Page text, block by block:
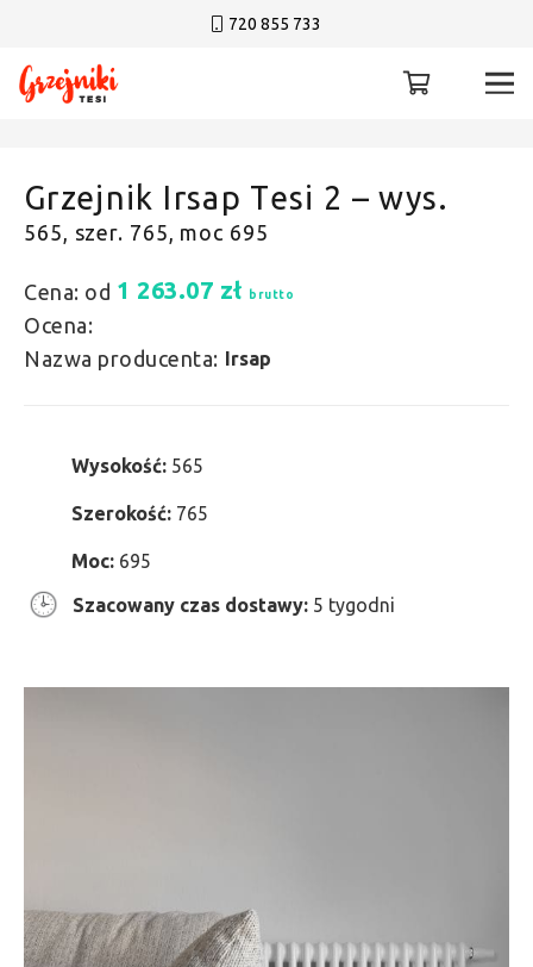
720 855 733
Grzejnik Irsap Tesi 2 – wys.
565, szer. 765, moc 695
Cena: od 1 263.07 zł brutto
Ocena:
Nazwa producenta: Irsap
Wysokość: 565
Szerokość: 765
Moc: 695
Szacowany czas dostawy: 5 tygodni